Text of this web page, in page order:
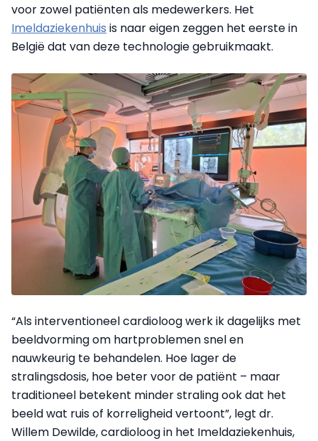
voor zowel patiënten als medewerkers. Het
Imeldaziekenhuis is naar eigen zeggen het eerste in
België dat van deze technologie gebruikmaakt.
“Als interventioneel cardioloog werk ik dagelijks met
beeldvorming om hartproblemen snel en
nauwkeurig te behandelen. Hoe lager de
stralingsdosis, hoe beter voor de patiënt – maar
traditioneel betekent minder straling ook dat het
beeld wat ruis of korreligheid vertoont”, legt dr.
Willem Dewilde, cardioloog in het Imeldaziekenhuis,